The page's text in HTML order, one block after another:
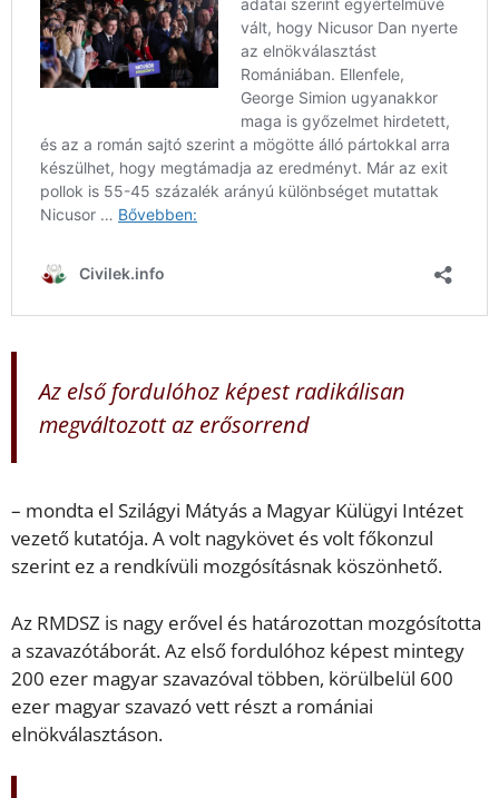
Az első fordulóhoz képest radikálisan
megváltozott az erősorrend
– mondta el Szilágyi Mátyás a Magyar Külügyi Intézet
vezető kutatója. A volt nagykövet és volt főkonzul
szerint ez a rendkívüli mozgósításnak köszönhető.
Az RMDSZ is nagy erővel és határozottan mozgósította
a szavazótáborát. Az első fordulóhoz képest mintegy
200 ezer magyar szavazóval többen, körülbelül 600
ezer magyar szavazó vett részt a romániai
elnökválasztáson.